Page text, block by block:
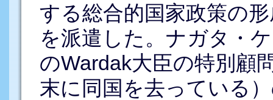
する総合的国家政策の
を派遣した。ナガタ・
のWardak大臣の特別顧
末に同国を去っている